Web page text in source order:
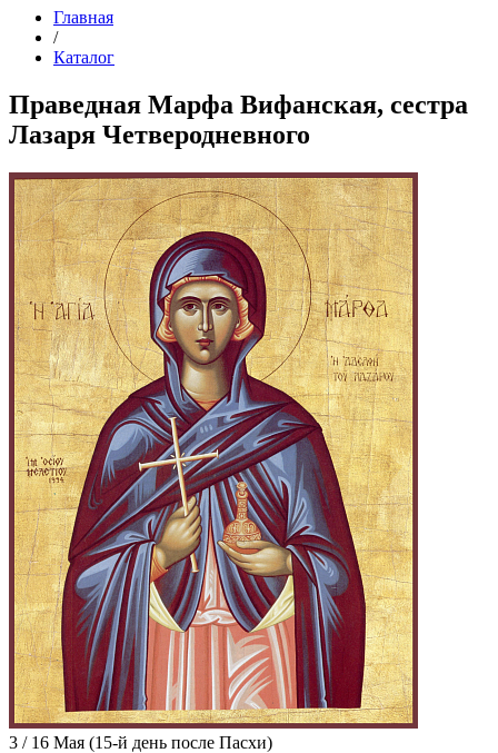
Главная
/
Каталог
Праведная Марфа Вифанская, сестра
Лазаря Четверодневного
3 / 16 Мая (15-й день после Пасхи)